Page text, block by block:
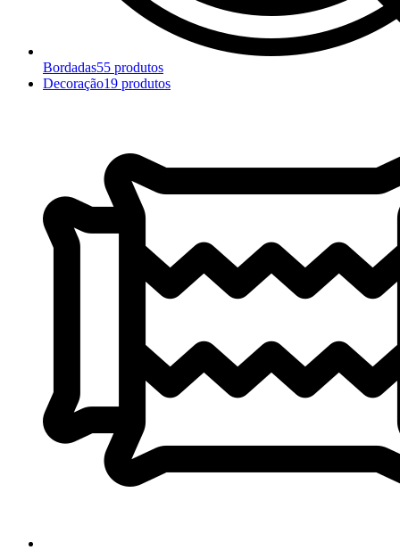
Bordadas55 produtos
Decoração19 produtos